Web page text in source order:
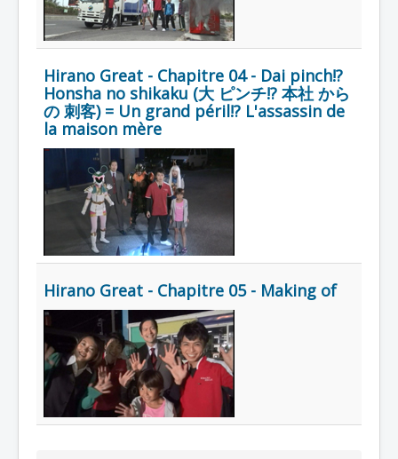
Hirano Great - Chapitre 04 - Dai pinch!?
Honsha no shikaku (大 ピンチ!? 本社 から
の 刺客) = Un grand péril!? L'assassin de
la maison mère
Hirano Great - Chapitre 05 - Making of